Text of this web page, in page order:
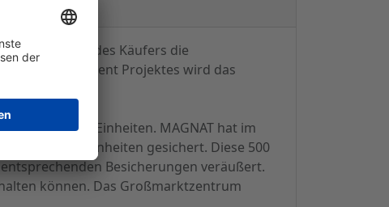
seitens des Käufers die
Development Projektes wird das
4.500 Shop-Einheiten. MAGNAT hat im
auf 500 Einheiten gesichert. Diese 500
Besicherungen veräußert.
können. Das Großmarktzentrum